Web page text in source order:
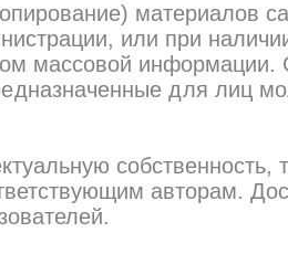
материалов
или при
массовой информации.
для лиц
собственность,
авторам.